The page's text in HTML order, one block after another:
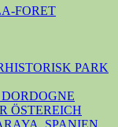
FORET
PARK
ÖSTEREICH
SPANIEN